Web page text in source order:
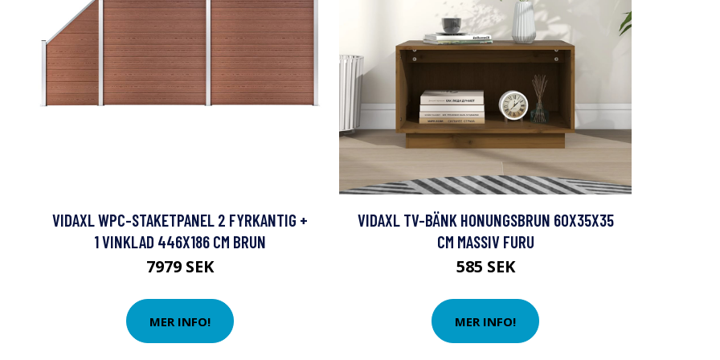
VIDAXL WPC-STAKETPANEL 2 FYRKANTIG +
1 VINKLAD 446X186 CM BRUN
7979 SEK
MER INFO!
VIDAXL TV-BÄNK HONUNGSBRUN 60X35X35
CM MASSIV FURU
585 SEK
MER INFO!